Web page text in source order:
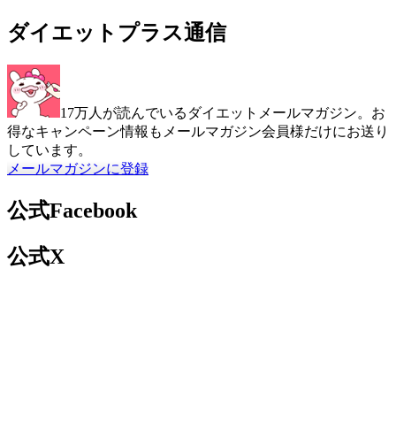
ダイエットプラス通信
17万人が読んでいるダイエットメールマガジン。お
得なキャンペーン情報もメールマガジン会員様だけにお送り
しています。
メールマガジンに登録
公式Facebook
公式X